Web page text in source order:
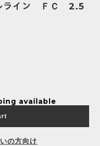
ライン ＦＣ 2.5
available
の方向け